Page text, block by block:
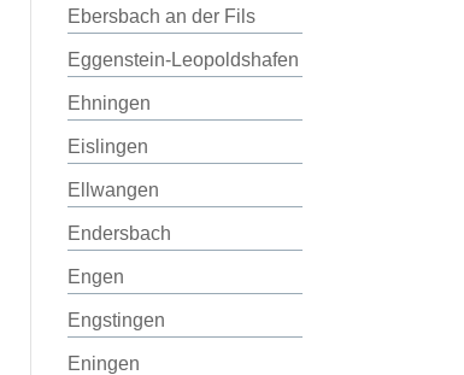
Ebersbach an der Fils
Eggenstein-Leopoldshafen
Ehningen
Eislingen
Ellwangen
Endersbach
Engen
Engstingen
Eningen